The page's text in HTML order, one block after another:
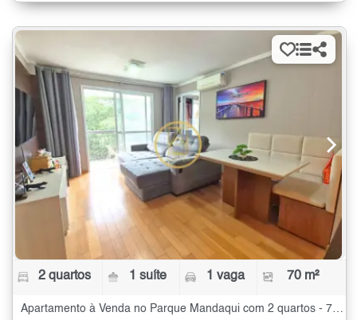
2 quartos 1 suíte 1 vaga 70 m²
Apartamento à Venda no Parque Mandaqui com 2 quartos - 70 m²